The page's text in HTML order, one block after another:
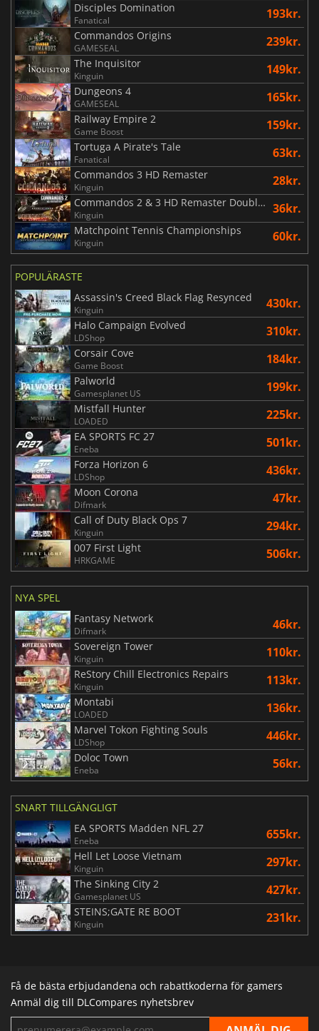
Disciples Domination
Fanatical 193kr.
Commandos Origins
GAMESEAL 239kr.
The Inquisitor
Kinguin 149kr.
Dungeons 4
GAMESEAL 165kr.
Railway Empire 2
Game Boost 159kr.
Tortuga A Pirate's Tale
Fanatical 63kr.
Commandos 3 HD Remaster
Kinguin 28kr.
Commandos 2 & 3 HD Remaster Double Pack
Kinguin 36kr.
Matchpoint Tennis Championships
Kinguin 60kr.
POPULÄRASTE
Assassin's Creed Black Flag Resynced
Kinguin 430kr.
Halo Campaign Evolved
LDShop 310kr.
Corsair Cove
Game Boost 184kr.
Palworld
Gamesplanet US 199kr.
Mistfall Hunter
LOADED 225kr.
EA SPORTS FC 27
Eneba 501kr.
Forza Horizon 6
LDShop 436kr.
Moon Corona
Difmark 47kr.
Call of Duty Black Ops 7
Kinguin 294kr.
007 First Light
HRKGAME 506kr.
NYA SPEL
Fantasy Network
Difmark 46kr.
Sovereign Tower
Kinguin 110kr.
ReStory Chill Electronics Repairs
Kinguin 113kr.
Montabi
LOADED 136kr.
Marvel Tokon Fighting Souls
LDShop 446kr.
Doloc Town
Eneba 56kr.
SNART TILLGÄNGLIGT
EA SPORTS Madden NFL 27
Eneba 655kr.
Hell Let Loose Vietnam
Kinguin 297kr.
The Sinking City 2
Gamesplanet US 427kr.
STEINS;GATE RE BOOT
Kinguin 231kr.
Få de bästa erbjudandena och rabattkoderna för gamers
Anmäl dig till DLCompares nyhetsbrev